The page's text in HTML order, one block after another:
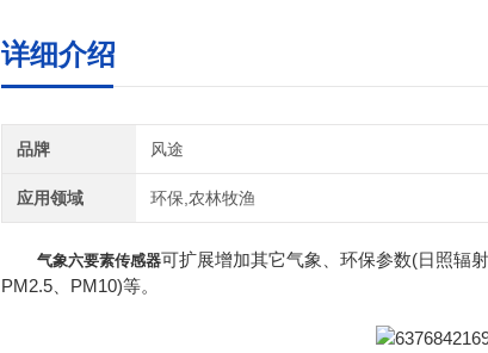
详细介绍
品牌 风途
应用领域 环保,农林牧渔
气象六要素传感器可扩展增加其它气象、环保参数(日照辐
PM2.5、PM10)等。